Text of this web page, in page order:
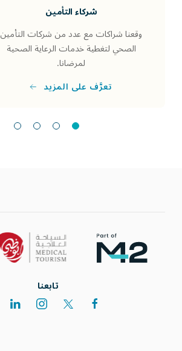
شركاء التأمين
وقعنا شراكات مع عدد من شركات التأمين
الصحي لتغطية خدمات الرعاية الصحية
لمرضانا.
تعرَّف على المزيد
تابعنا